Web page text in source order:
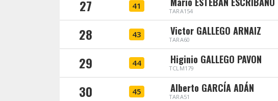
27 41
TARA154
28 43 Victor GALLEGO ARNAIZ
TARA60
29 44 Higinio GALLEGO PAVON
TCLM179
30 45 Alberto GARCÍA ADÁN
TARA51